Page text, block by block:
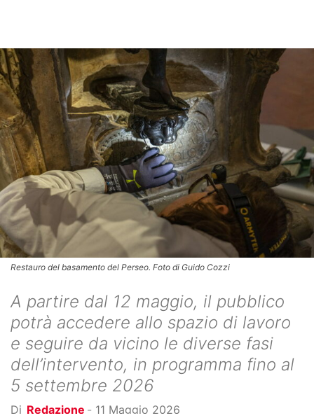
Restauro del basamento del Perseo. Foto di Guido Cozzi
A partire dal 12 maggio, il pubblico
potrà accedere allo spazio di lavoro
e seguire da vicino le diverse fasi
dell’intervento, in programma fino al
5 settembre 2026
Di Redazione - 11 Maggio 2026